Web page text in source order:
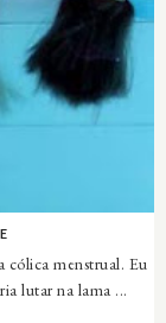
cólica menstrual. Eu
lutar na lama ...